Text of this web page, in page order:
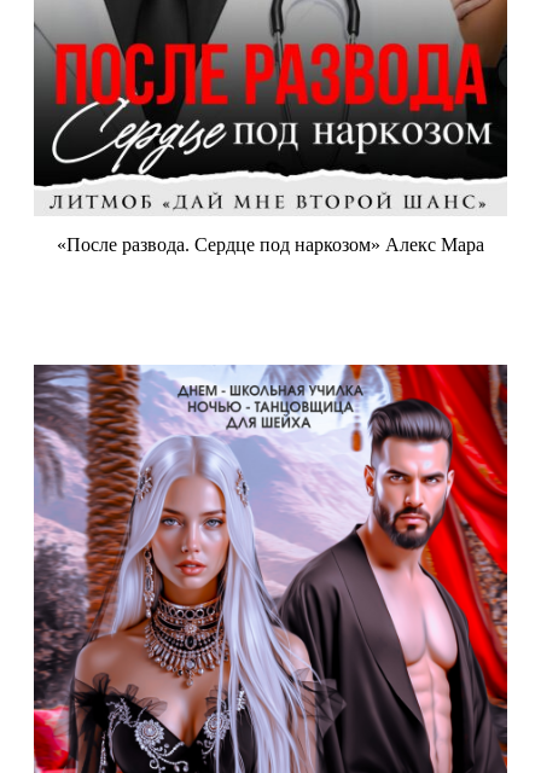
«После развода. Сердце под наркозом» Алекс Мара